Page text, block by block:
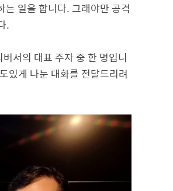
일을 합니다. 그래야만 공격
.
서의 대표 주자 중 한 명입니
있게 나눈 대화를 전달드리려